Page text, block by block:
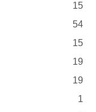
15
54
15
19
19
1